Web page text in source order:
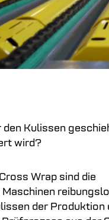
Kulissen
wird?
Wrap sind die
der Produktion